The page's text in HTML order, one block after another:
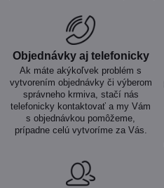
Objednávky aj telefonicky
Ak máte akýkoľvek problém s
vytvorením objednávky či výberom
správneho krmiva, stačí nás
telefonicky kontaktovať a my Vám
s objednávkou pomôžeme,
prípadne celú vytvoríme za Vás.